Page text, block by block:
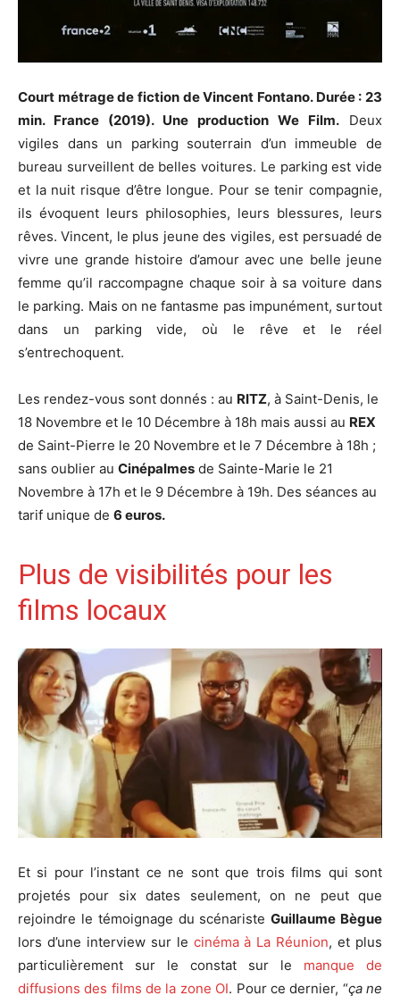
Court métrage de fiction de Vincent Fontano. Durée : 23
min. France (2019). Une production We Film. Deux
vigiles dans un parking souterrain d’un immeuble de
bureau surveillent de belles voitures. Le parking est vide
et la nuit risque d’être longue. Pour se tenir compagnie,
ils évoquent leurs philosophies, leurs blessures, leurs
rêves. Vincent, le plus jeune des vigiles, est persuadé de
vivre une grande histoire d’amour avec une belle jeune
femme qu’il raccompagne chaque soir à sa voiture dans
le parking. Mais on ne fantasme pas impunément, surtout
dans un parking vide, où le rêve et le réel
s’entrechoquent.
Les rendez-vous sont donnés : au RITZ, à Saint-Denis, le
18 Novembre et le 10 Décembre à 18h mais aussi au REX
de Saint-Pierre le 20 Novembre et le 7 Décembre à 18h ;
sans oublier au Cinépalmes de Sainte-Marie le 21
Novembre à 17h et le 9 Décembre à 19h. Des séances au
tarif unique de 6 euros.
Plus de visibilités pour les
films locaux
Et si pour l’instant ce ne sont que trois films qui sont
projetés pour six dates seulement, on ne peut que
rejoindre le témoignage du scénaristeGuillaume Bègue
lors d’une interview sur le cinéma à La Réunion, et plus
particulièrement sur le constat sur le manque de
diffusions des films de la zone OI. Pour ce dernier, “ça ne